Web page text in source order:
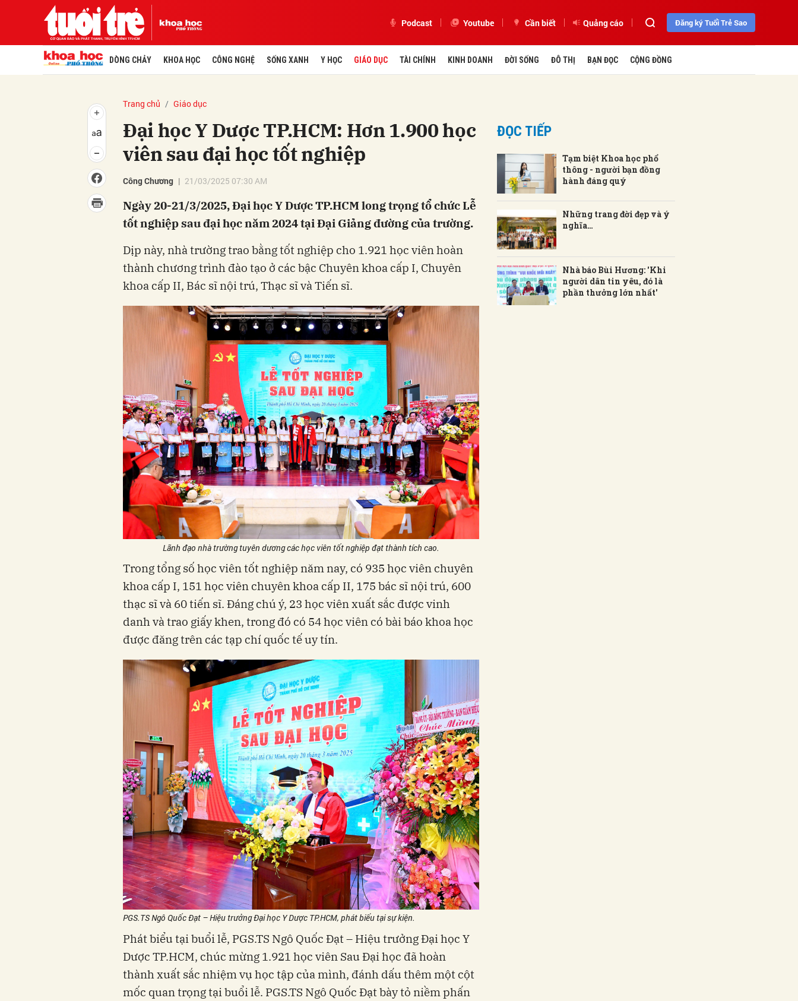
Podcast Youtube Cần biết Quảng cáo Đăng ký Tuổi Trẻ Sao
DÒNG CHẢY KHOA HỌC CÔNG NGHỆ SỐNG XANH Y HỌC GIÁO DỤC TÀI CHÍNH KINH DOANH ĐỜI SỐNG ĐÔ THỊ BẠN ĐỌC CỘNG ĐỒNG
Trang chủ Giáo dục
Đại học Y Dược TP.HCM: Hơn 1.900 học
viên sau đại học tốt nghiệp
Công Chương 21/03/2025 07:30 AM
Ngày 20-21/3/2025, Đại học Y Dược TP.HCM long trọng tổ chức Lễ
tốt nghiệp sau đại học năm 2024 tại Đại Giảng đường của trường.
Dịp này, nhà trường trao bằng tốt nghiệp cho 1.921 học viên hoàn
thành chương trình đào tạo ở các bậc Chuyên khoa cấp I, Chuyên
khoa cấp II, Bác sĩ nội trú, Thạc sĩ và Tiến sĩ.
Lãnh đạo nhà trường tuyên dương các học viên tốt nghiệp đạt thành tích cao.
Trong tổng số học viên tốt nghiệp năm nay, có 935 học viên chuyên
khoa cấp I, 151 học viên chuyên khoa cấp II, 175 bác sĩ nội trú, 600
thạc sĩ và 60 tiến sĩ. Đáng chú ý, 23 học viên xuất sắc được vinh
danh và trao giấy khen, trong đó có 54 học viên có bài báo khoa học
được đăng trên các tạp chí quốc tế uy tín.
PGS.TS Ngô Quốc Đạt – Hiệu trưởng Đại học Y Dược TP.HCM, phát biểu tại sự kiện.
Phát biểu tại buổi lễ, PGS.TS Ngô Quốc Đạt – Hiệu trưởng Đại học Y
Dược TP.HCM, chúc mừng 1.921 học viên Sau Đại học đã hoàn
thành xuất sắc nhiệm vụ học tập của mình, đánh dấu thêm một cột
mốc quan trọng tại buổi lễ. PGS.TS Ngô Quốc Đạt bày tỏ niềm phấn
ĐỌC TIẾP
Tạm biệt Khoa học phổ
thông - người bạn đồng
hành đáng quý
Những trang đời đẹp và ý
nghĩa…
Nhà báo Bùi Hương: 'Khi
người dân tin yêu, đó là
phần thưởng lớn nhất'